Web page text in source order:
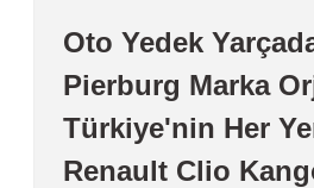
Oto Yedek
Pierburg Marka
Türkiye'nin Her
Renault Clio